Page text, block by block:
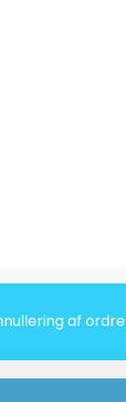
af ordre